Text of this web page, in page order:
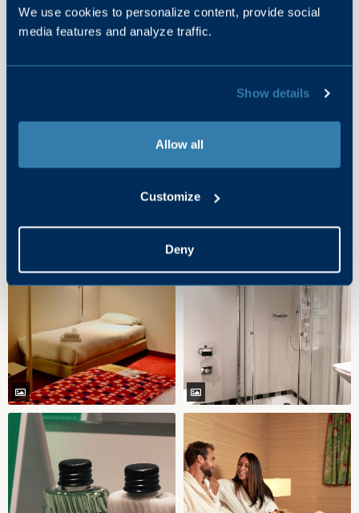
We use cookies to personalize content, provide social
media features and analyze traffic.
Show details
Allow all
Customize
Deny